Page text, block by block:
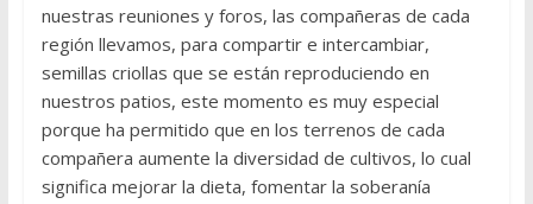
nuestras reuniones y foros, las compañeras de cada
región llevamos, para compartir e intercambiar,
semillas criollas que se están reproduciendo en
nuestros patios, este momento es muy especial
porque ha permitido que en los terrenos de cada
compañera aumente la diversidad de cultivos, lo cual
significa mejorar la dieta, fomentar la soberanía